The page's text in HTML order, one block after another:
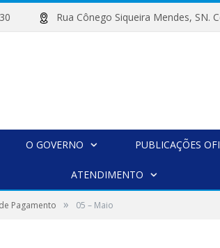
08:30 Rua Cônego Siqueira Mendes,
O GOVERNO PUBLICAÇÕES
ATENDIMENTO
Pagamento » 05 – Maio